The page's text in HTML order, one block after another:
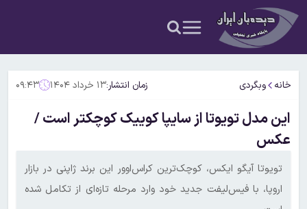
خانه وبگردی زمان انتشار:۱۳ خرداد ۱۴۰۴ ۰۹:۴۳
این مدل تویوتا از سایپا کوییک کوچکتر است /
عکس
تویوتا آیگو ایکس، کوچک‌ترین کراس‌اوور این برند ژاپنی در بازار
اروپا، با فیس‌لیفت جدید خود وارد مرحله تازه‌ای از تکامل شده